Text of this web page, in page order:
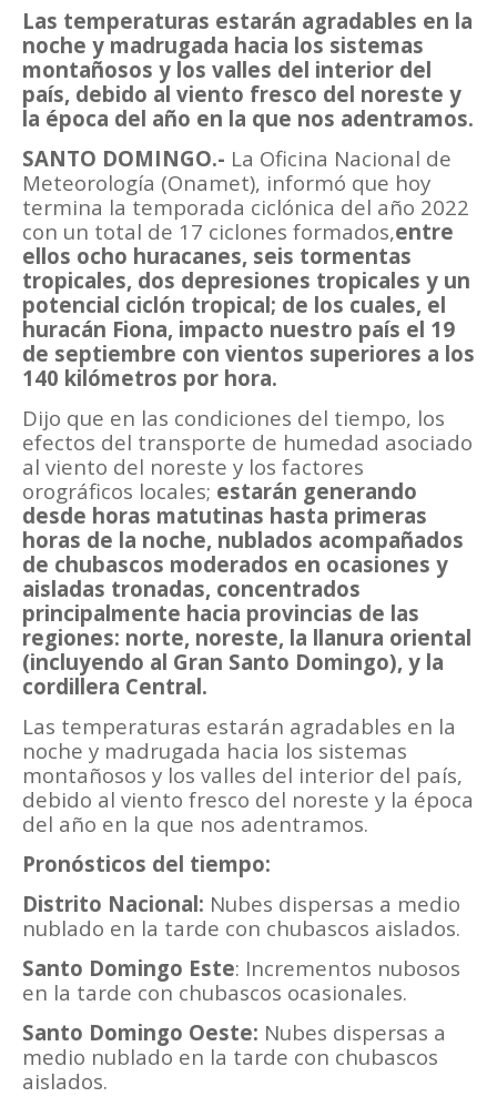
Las temperaturas estarán agradables en la
noche y madrugada hacia los sistemas
montañosos y los valles del interior del
país, debido al viento fresco del noreste y
la época del año en la que nos adentramos.
SANTO DOMINGO.- La Oficina Nacional de
Meteorología (Onamet), informó que hoy
termina la temporada ciclónica del año 2022
con un total de 17 ciclones formados,entre
ellos ocho huracanes, seis tormentas
tropicales, dos depresiones tropicales y un
potencial ciclón tropical; de los cuales, el
huracán Fiona, impacto nuestro país el 19
de septiembre con vientos superiores a los
140 kilómetros por hora.
Dijo que en las condiciones del tiempo, los
efectos del transporte de humedad asociado
al viento del noreste y los factores
orográficos locales; estarán generando
desde horas matutinas hasta primeras
horas de la noche, nublados acompañados
de chubascos moderados en ocasiones y
aisladas tronadas, concentrados
principalmente hacia provincias de las
regiones: norte, noreste, la llanura oriental
(incluyendo al Gran Santo Domingo), y la
cordillera Central.
Las temperaturas estarán agradables en la
noche y madrugada hacia los sistemas
montañosos y los valles del interior del país,
debido al viento fresco del noreste y la época
del año en la que nos adentramos.
Pronósticos del tiempo:
Distrito Nacional: Nubes dispersas a medio
nublado en la tarde con chubascos aislados.
Santo Domingo Este: Incrementos nubosos
en la tarde con chubascos ocasionales.
Santo Domingo Oeste: Nubes dispersas a
medio nublado en la tarde con chubascos
aislados.